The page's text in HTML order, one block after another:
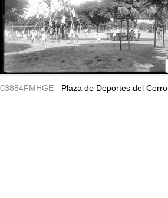
03884FMHGE - Plaza de Deportes del Cerro.